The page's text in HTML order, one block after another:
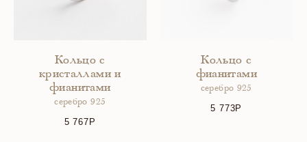
Кольцо с
кристаллами и
фианитами
серебро 925
5 767
Кольцо с
фианитами
серебро 925
5 773